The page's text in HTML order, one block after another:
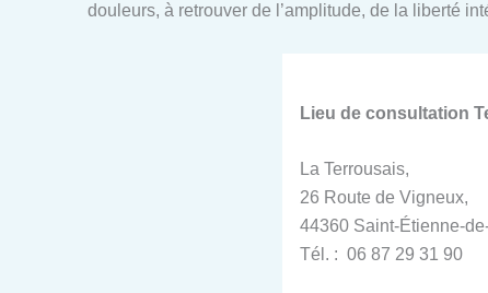
douleurs, à retrouver de l’amplitude, de la liberté
Lieu de consultation
La Terrousais,
26 Route de Vigneux,
44360 Saint-Étienne-
Tél. : 06 87 29 31 90